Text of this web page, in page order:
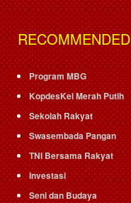
RECOMMENDED
Program MBG
KopdesKel Merah Putih
Sekolah Rakyat
Swasembada Pangan
TNI Bersama Rakyat
Investasi
Seni dan Budaya